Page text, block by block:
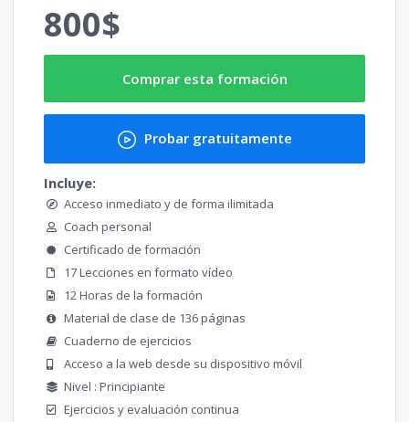
800$
Comprar esta formación
Probar gratuitamente
Incluye:
Acceso inmediato y de forma ilimitada
Coach personal
Certificado de formación
17 Lecciones en formato vídeo
12 Horas de la formación
Material de clase de 136 páginas
Cuaderno de ejercicios
Acceso a la web desde su dispositivo móvil
Nivel : Principiante
Ejercicios y evaluación continua